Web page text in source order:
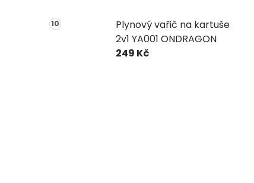
Plynový vařič na kartuše
2v1 YA001 ONDRAGON
249 Kč